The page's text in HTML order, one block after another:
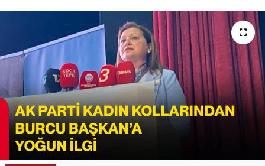
SPOR
11:11 MANŞET